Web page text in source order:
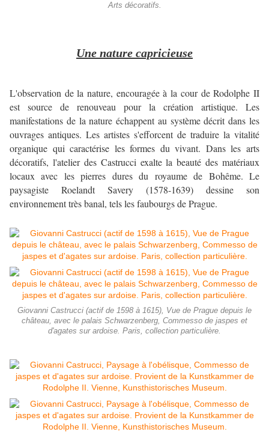
Arts décoratifs.
Une nature capricieuse
L'observation de la nature, encouragée à la cour de Rodolphe II
est source de renouveau pour la création artistique. Les
manifestations de la nature échappent au système décrit dans les
ouvrages antiques. Les artistes s'efforcent de traduire la vitalité
organique qui caractérise les formes du vivant. Dans les arts
décoratifs, l'atelier des Castrucci exalte la beauté des matériaux
locaux avec les pierres dures du royaume de Bohême. Le
paysagiste Roelandt Savery (1578-1639) dessine son
environnement très banal, tels les faubourgs de Prague.
Giovanni Castrucci (actif de 1598 à 1615), Vue de Prague depuis le
château, avec le palais Schwarzenberg, Commesso de jaspes et
d'agates sur ardoise. Paris, collection particulière.